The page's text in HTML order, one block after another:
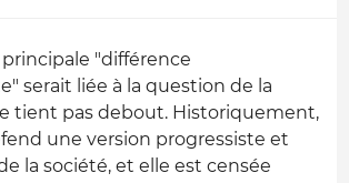
"différence
serait liée à la question de la
tient pas debout. Historiquement,
une version progressiste et
la société, et elle est censée